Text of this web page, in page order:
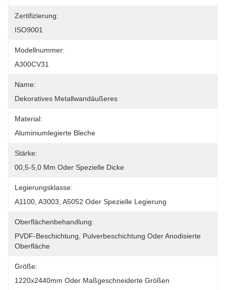
Zertifizierung:
ISO9001
Modellnummer:
A300CV31
Name:
Dekoratives Metallwandäußeres
Material:
Aluminiumlegierte Bleche
Stärke:
00,5-5,0 Mm Oder Spezielle Dicke
Legierungsklasse:
A1100, A3003, A5052 Oder Spezielle Legierung
Oberflächenbehandlung:
PVDF-Beschichtung, Pulverbeschichtung Oder Anodisierte
Oberfläche
Größe:
1220x2440mm Oder Maßgeschneiderte Größen